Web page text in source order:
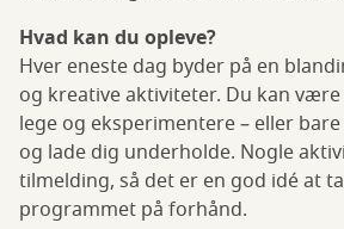
Hvad kan du opleve?
Hver eneste dag byder på en
og kreative aktiviteter. Du kan
lege og eksperimentere – eller
og lade dig underholde. Nogle
tilmelding, så det er en god idé at
programmet på forhånd.